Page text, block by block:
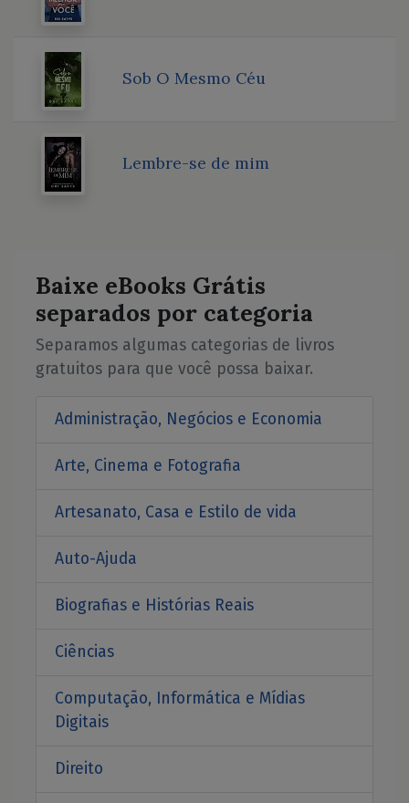
Sob O Mesmo Céu
Lembre-se de mim
Baixe eBooks Grátis
separados por categoria
Separamos algumas categorias de livros
gratuitos para que você possa baixar.
Administração, Negócios e Economia
Arte, Cinema e Fotografia
Artesanato, Casa e Estilo de vida
Auto-Ajuda
Biografias e Histórias Reais
Ciências
Computação, Informática e Mídias
Digitais
Direito